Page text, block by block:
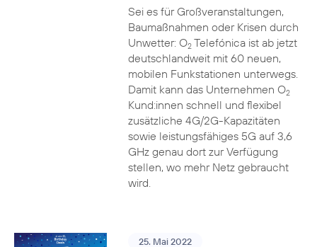
Sei es für Großveranstaltungen,
Baumaßnahmen oder Krisen durch
Unwetter: O2Telefónica ist ab jetzt
deutschlandweit mit 60 neuen,
mobilen Funkstationen unterwegs.
Damit kann das Unternehmen O2
Kund:innen schnell und flexibel
zusätzliche 4G/2G-Kapazitäten
sowie leistungsfähiges 5G auf 3,6
GHz genau dort zur Verfügung
stellen, wo mehr Netz gebraucht
wird.
25. Mai 2022